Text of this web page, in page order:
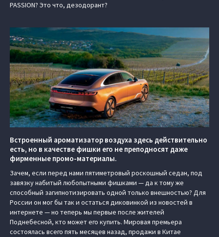
PASSION? Это что, дезодорант?
Встроенный ароматизатор воздуха здесь действительно
есть, но в качестве фишки его не преподносят даже
фирменные промо-материалы.
Зачем, если перед нами пятиметровый роскошный седан, под
завязку набитый любопытными фишками — да к тому же
способный загипнотизировать одной только внешностью? Для
России он мог бы так и остаться диковинкой из новостей в
интернете — но теперь мы первые после жителей
Поднебесной, кто может его купить. Мировая премьера
состоялась всего пять месяцев назад, продажи в Китае